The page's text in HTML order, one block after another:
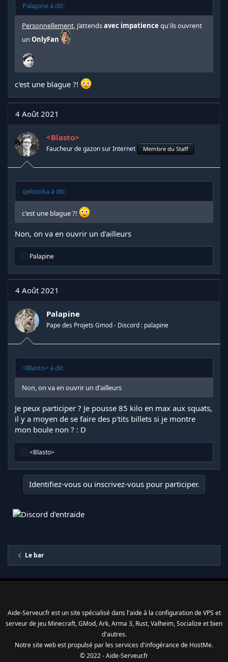
Palapine à dit:
Personnellement , j’attendsavec impatience qu'ils ouvrent
un OnlyFan
c'est une blague ?!
4 Août 2021
<Blasto>
Faucheur de gazon sur Internet Membre du Staff
qelotoka à dit:
c'est une blague ?!
Non, on va en ouvrir un d'ailleurs
R
a
c
t
i
n
s
:
Palapine
4 Août 2021
Palapine
Pape des Projets Gmod - Discord : palapine
<Blasto> à dit:
Non, on va en ouvrir un d'ailleurs
Je peux participer ? Je pousse 85 kilo en max aux squats,
il y a moyen de se faire des p'tits billets si je montre
mon boule non ? : D
R
a
c
t
i
s
<Blasto>
Identifiez-vous ou inscrivez-vous pour participer.
Le bar
Aide-Serveur.fr est un site spécialisé dans l'aide à la configuration de VPS et
serveur de jeu Minecraft, GMod, Ark, Arma 3, Rust, Valheim, Socialize et bien
d'autres.
Notre site web est propulsé par les services d'infogérancede HostMe.
© 2022 - Aide-Serveur.fr